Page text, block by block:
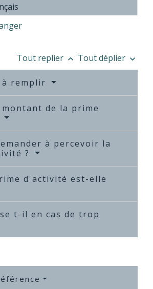
Tout replier keyboard_arrow_up Tout déplier keyboard_arrow_down
remplir
de la prime
à percevoir la
?
d'activité est-elle
t-il en cas de trop